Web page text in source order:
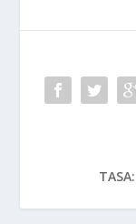
TASA: